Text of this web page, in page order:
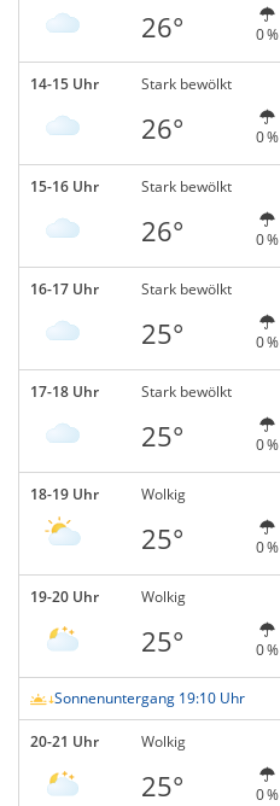
26° 0 %
14-15 Uhr Stark bewölkt
26° 0 %
15-16 Uhr Stark bewölkt
26° 0 %
16-17 Uhr Stark bewölkt
25° 0 %
17-18 Uhr Stark bewölkt
25° 0 %
18-19 Uhr Wolkig
25° 0 %
19-20 Uhr Wolkig
25° 0 %
Sonnenuntergang 19:10 Uhr
20-21 Uhr Wolkig
25° 0 %